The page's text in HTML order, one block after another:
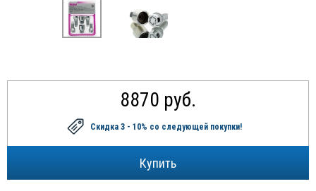
8870 руб.
Скидка 3 - 10% со следующей покупки!